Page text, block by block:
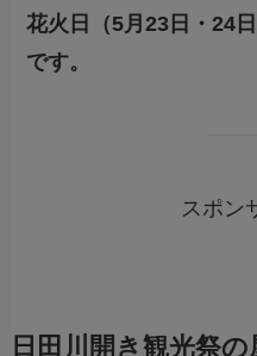
花火日（5月23日・24
です。
スポン
日田川開き観光祭の